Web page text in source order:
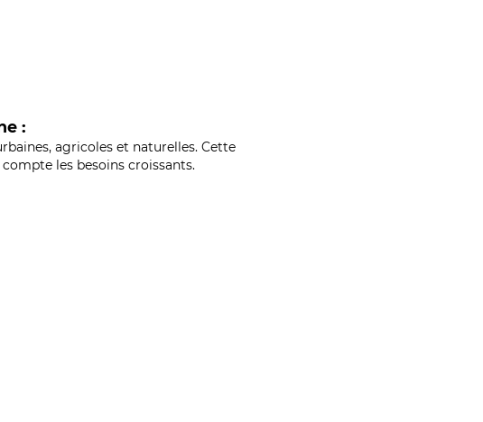
:
agricoles et naturelles. Cette
les besoins croissants.